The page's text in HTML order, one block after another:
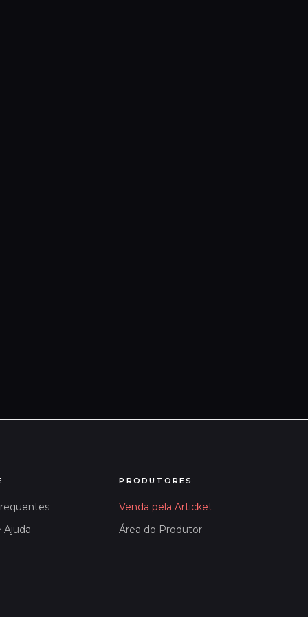
Ajuda
PRODUTORES
Venda pela Articket
Área do Produtor